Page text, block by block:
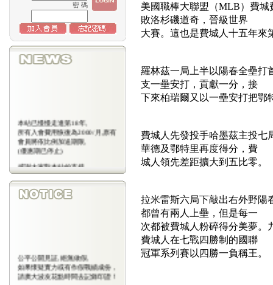
密 碼
本站已慢慢走進第18年,
所有入會費用恢復為2000/月,原有
會員將依比例加送期限,
(優惠期已停止)
感謝大家對本站的支持
(包年優惠期已停止)
公平公開見証,絕無做假,
如果懷疑實力或有作假戰績成份，
請廣大波友花點時間去記錄印證！
美國職棒大聯盟（MLB）費
敗洛杉磯道奇，晉級世界
大賽。這也是費城人十五年來
羅林茲一局上半以陽春全壘打
支一壘安打，貢獻一分，接
下來柏瑞爾又以一壘安打把鄂
費城人先發投手哈墨茲主投七
華德及鄂特里再度得分，費
城人領先差距擴大到五比零。
拉米雷斯六局下敲出右外野陽
都曾有兩人上壘，但是每一
次都被費城人粉碎得分美夢。
費城人在七戰四勝制的國聯
冠軍系列賽以四勝一負稱王。